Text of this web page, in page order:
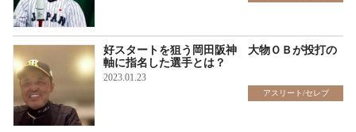
好スタートを狙う岡田阪神 大物ＯＢが投打の
軸に指名した選手とは？
2023.01.23
アスリート/セレブ